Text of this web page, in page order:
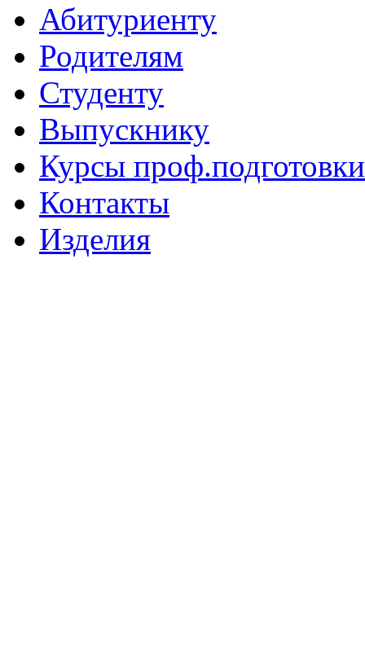
Абитуриенту
Родителям
Студенту
Выпускнику
Курсы проф.подготовки
Контакты
Изделия